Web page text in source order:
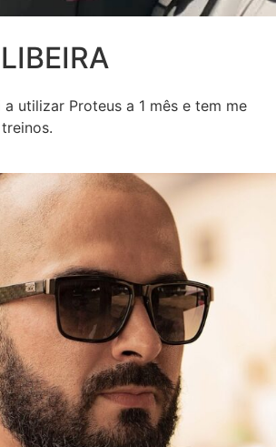
a utilizar Proteus a 1 mês e tem me